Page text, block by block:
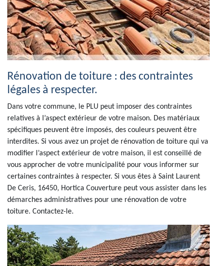
Rénovation de toiture : des contraintes
légales à respecter.
Dans votre commune, le PLU peut imposer des contraintes
relatives à l’aspect extérieur de votre maison. Des matériaux
spécifiques peuvent être imposés, des couleurs peuvent être
interdites. Si vous avez un projet de rénovation de toiture qui va
modifier l’aspect extérieur de votre maison, il est conseillé de
vous approcher de votre municipalité pour vous informer sur
certaines contraintes à respecter. Si vous êtes à Saint Laurent
De Ceris, 16450, Hortica Couverture peut vous assister dans les
démarches administratives pour une rénovation de votre
toiture. Contactez-le.